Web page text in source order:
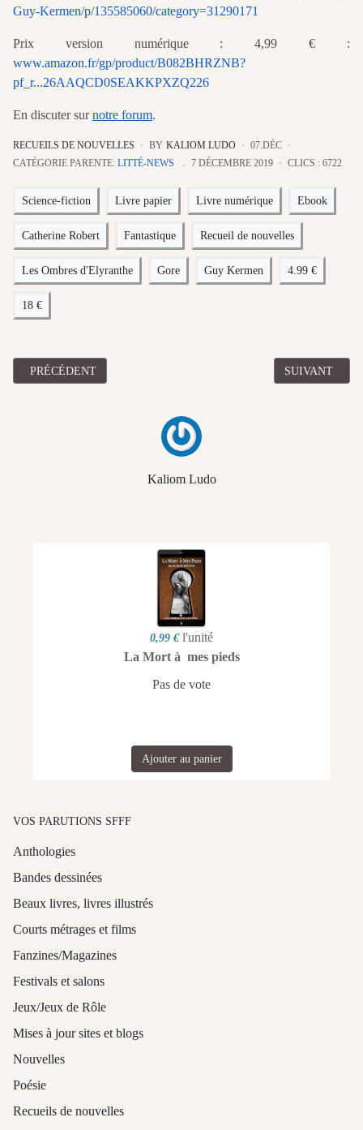
Guy-Kermen/p/135585060/category=31290171
Prix version numérique : 4,99 € :
www.amazon.fr/gp/product/B082BHRZNB?
pf_r...26AAQCD0SEAKKPXZQ226
En discuter surnotre forum.
RECUEILS DE NOUVELLES BY KALIOM LUDO
07.DÉC
CATÉGORIE PARENTE: LITTÉ-NEWS 7 DÉCEMBRE 2019 CLICS : 6722
Kaliom Ludo
Science-fiction Livre papier Livre numérique Ebook
Catherine Robert Fantastique Recueil de nouvelles
Les Ombres d'Elyranthe Gore Guy Kermen 4.99 €
18 €
ARTICLE PRÉCÉDENT : [RECUEIL DE NOUVELLES] "DE
PRÉCÉDENT ARTICLE
SUIVANT
0,99 € l'unité
La Mort à mes pieds
Pas de vote
Ajouter au panier
VOS PARUTIONS SFFF
Anthologies
Bandes dessinées
Beaux livres, livres illustrés
Courts métrages et films
Fanzines/Magazines
Festivals et salons
Jeux/Jeux de Rôle
Mises à jour sites et blogs
Nouvelles
Poésie
Recueils de nouvelles